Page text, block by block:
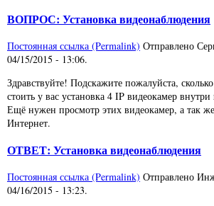
ВОПРОС: Установка видеонаблюдения
Постоянная ссылка (Permalink) Отправлено
04/15/2015 - 13:06.
Здравствуйте! Подскажите пожалуйста,
стоить у вас установка 4 IP видеокамер
Ещё нужен просмотр этих видеокамер, а так
Интернет.
ОТВЕТ: Установка видеонаблюдения
Постоянная ссылка (Permalink) Отправлено
04/16/2015 - 13:23.